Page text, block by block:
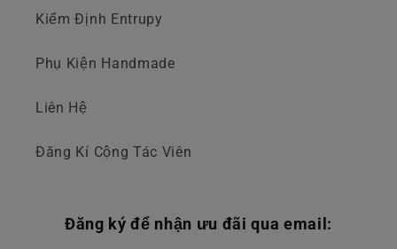
Kiểm Định Entrupy
Phụ Kiện Handmade
Liên Hệ
Đăng Kí Cộng Tác Viên
Đăng ký để nhận ưu đãi qua email: